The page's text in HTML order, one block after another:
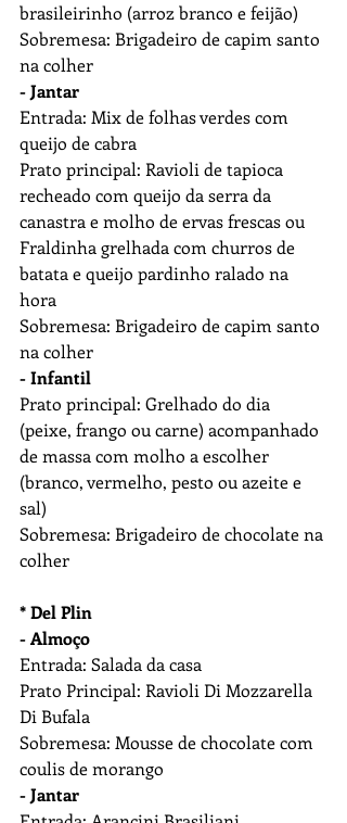
brasileirinho (arroz branco e feijão)
Sobremesa: Brigadeiro de capim santo
na colher
- Jantar
Entrada: Mix de folhas verdes com
queijo de cabra
Prato principal: Ravioli de tapioca
recheado com queijo da serra da
canastra e molho de ervas frescas ou
Fraldinha grelhada com churros de
batata e queijo pardinho ralado na
hora
Sobremesa: Brigadeiro de capim santo
na colher
- Infantil
Prato principal: Grelhado do dia
(peixe, frango ou carne) acompanhado
de massa com molho a escolher
(branco, vermelho, pesto ou azeite e
sal)
Sobremesa: Brigadeiro de chocolate na
colher
* Del Plin
- Almoço
Entrada: Salada da casa
Prato Principal: Ravioli Di Mozzarella
Di Bufala
Sobremesa: Mousse de chocolate com
coulis de morango
- Jantar